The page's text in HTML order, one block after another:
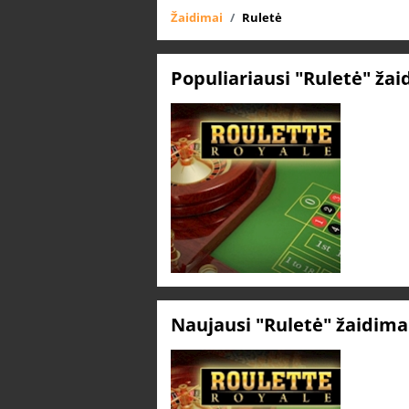
Žaidimai Ruletė
Populiariausi "Ruletė"
Naujausi "Ruletė"